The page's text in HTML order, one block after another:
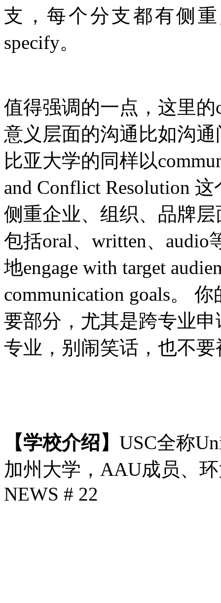
支，每个分支都有侧
specify。
值得强调的一点，这里的
意义层面的沟通比如沟
比亚大学的同样以
and Conflict Resolution
侧重企业、组织、品牌层
包括oral、written、audio
地engage with target
communication goals。
要部分，尤其是跨专业
专业，别闹笑话，也不
【学校介绍】 USC全称
加州大学，AAU成员、
NEWS # 22